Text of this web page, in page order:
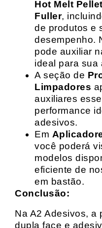
Hot Melt
Fuller,
de produtos e
desempenho.
pode auxiliar
ideal para sua
A seção de
Limpadores
auxiliares
performance
adesivos.
Em
você poderá
modelos
eficiente de
em bastão.
Conclusão:
Na A2 Adesivos, a
dupla face e